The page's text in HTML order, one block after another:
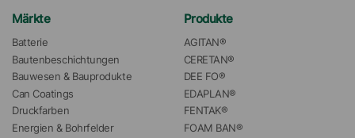
Märkte
Batterie
Bautenbeschichtungen
Bauwesen & Bauprodukte
Can Coatings
Druckfarben
Energien & Bohrfelder
Produkte
AGITAN®
CERETAN®
DEE FO®
EDAPLAN®
FENTAK®
FOAM BAN®